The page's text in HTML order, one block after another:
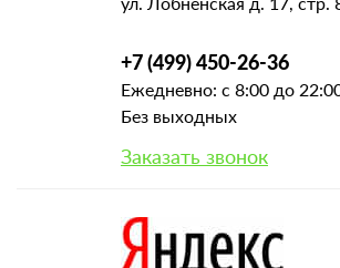
+7 (499) 450-26-36
Ежедневно: с 8:00 до
Без выходных
Заказать звонок